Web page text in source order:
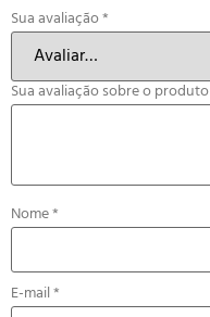
Sua avaliação*
Sua avaliação sobre o produto
Nome*
E-mail*